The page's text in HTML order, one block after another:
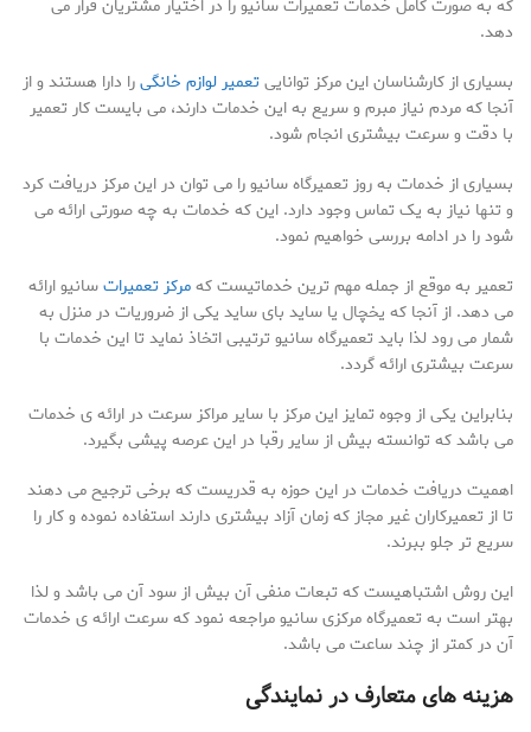
که به صورت کامل خدمات تعمیرات سانیو را در اختیار مشتریان قرار می
دهد.
بسیاری از کارشناسان این مرکز تواناییتعمیر لوازم خانگیرا دارا هستند و از
آنجا که مردم نیاز مبرم و سریع به این خدمات دارند، می بایست کار تعمیر
با دقت و سرعت بیشتری انجام شود.
بسیاری از خدمات به روز تعمیرگاه سانیو را می توان در این مرکز دریافت کرد
و تنها نیاز به یک تماس وجود دارد. این که خدمات به چه صورتی ارائه می
شود را در ادامه بررسی خواهیم نمود.
تعمیر به موقع از جمله مهم ترین خدماتیست کهمرکز تعمیراتسانیو ارائه
می دهد. از آنجا که یخچال یا ساید بای ساید یکی از ضروریات در منزل به
شمار می رود لذا باید تعمیرگاه سانیو ترتیبی اتخاذ نماید تا این خدمات با
سرعت بیشتری ارائه گردد.
بنابراین یکی از وجوه تمایز این مرکز با سایر مراکز سرعت در ارائه ی خدمات
می باشد که توانسته بیش از سایر رقبا در این عرصه پیشی بگیرد.
اهمیت دریافت خدمات در این حوزه به قدریست که برخی ترجیح می دهند
تا از تعمیرکاران غیر مجاز که زمان آزاد بیشتری دارند استفاده نموده و کار را
سریع تر جلو ببرند.
این روش اشتباهیست که تبعات منفی آن بیش از سود آن می باشد و لذا
بهتر است به تعمیرگاه مرکزی سانیو مراجعه نمود که سرعت ارائه ی خدمات
آن در کمتر از چند ساعت می باشد.
هزینه های متعارف در نمایندگی